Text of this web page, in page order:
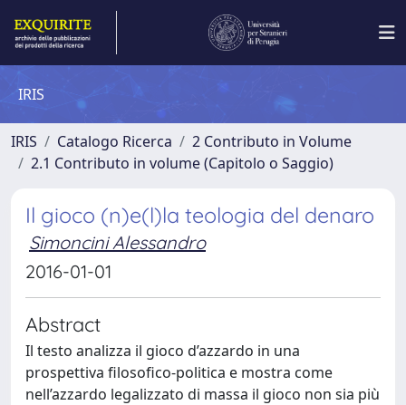
IRIS
IRIS Catalogo Ricerca
2 Contributo in Volume
2.1 Contributo in volume (Capitolo o Saggio)
Il gioco (n)e(l)la teologia del denaro
Simoncini Alessandro
2016-01-01
Abstract
Il testo analizza il gioco d’azzardo in una
prospettiva filosofico-politica e mostra come
nell’azzardo legalizzato di massa il gioco non sia più